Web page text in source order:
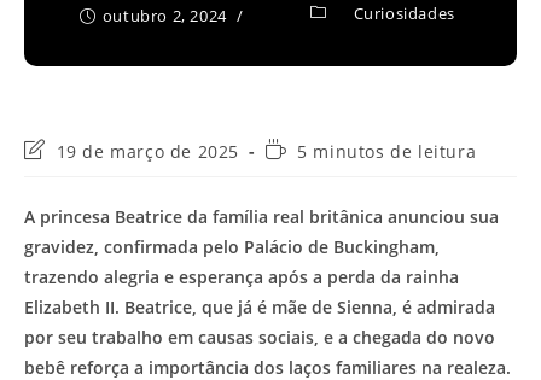
outubro 2, 2024 Curiosidades
Última
post:
19 de março de 2025
Tempo5 minutos de leitura
A princesa Beatrice da família real britânica anunciou sua
gravidez, confirmada pelo Palácio de Buckingham,
trazendo alegria e esperança após a perda da rainha
Elizabeth II. Beatrice, que já é mãe de Sienna, é admirada
por seu trabalho em causas sociais, e a chegada do novo
bebê reforça a importância dos laços familiares na realeza.